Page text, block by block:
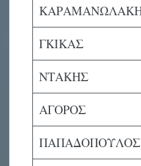
ΓΚΙΚΑΣ
ΝΤΑΚΗΣ
ΑΓΟΡΟΣ
ΠΑΠΑΔΟΠΟΥΛΟΣ